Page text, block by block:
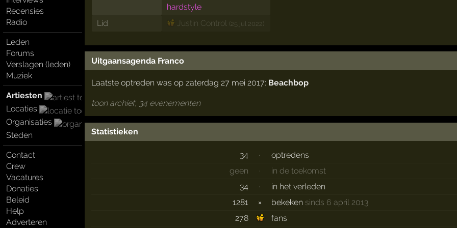
Recensies
Radio
Leden
Forums
Verslagen (leden)
Muziek
Artiesten
Locaties
Organisaties
Steden
Contact
Crew
Vacatures
Donaties
Beleid
Help
Adverteren
hardstyle
Lid
Justin Control (25 jul 2022)
Uitgaansagenda Franco
Laatste optreden was op zaterdag 27 mei 2017: Beachbop
toon archief, 34 evenementen
Statistieken
34 ·
optredens
geen
·
in de toekomst
34
·
in het verleden
1281
× bekeken sinds 6 april 2013
278
fans